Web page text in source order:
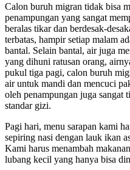
Calon buruh migran tidak bisa
penampungan yang sangat
beralas tikar dan berdesak-
terbatas, hampir setiap malam
bantal. Selain bantal, air juga
yang dihuni ratusan orang,
pukul tiga pagi, calon buruh
air untuk mandi dan mencuci
oleh penampungan juga sangat
standar gizi.
Pagi hari, menu sarapan kami
sepiring nasi dengan lauk ikan
Kami harus menambah
lubang kecil yang hanya bisa